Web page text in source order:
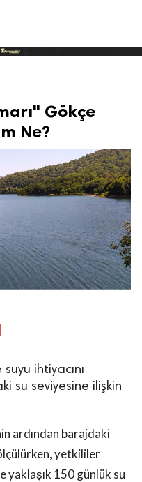
Gökçe
Ne?
ihtiyacını
su seviyesine ilişkin
ardından barajdaki
yetkililer
yaklaşık 150 günlük su